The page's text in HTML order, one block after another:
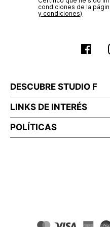
condiciones de la
y condiciones)
DESCUBRE STUDIO F
LINKS DE INTERÉS
POLÍTICAS